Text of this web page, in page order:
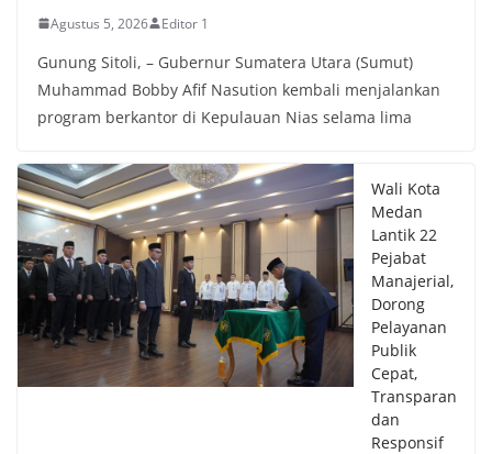
Agustus 5, 2026 Editor 1
Gunung Sitoli, – Gubernur Sumatera Utara (Sumut)
Muhammad Bobby Afif Nasution kembali menjalankan
program berkantor di Kepulauan Nias selama lima
Wali Kota
Medan
Lantik 22
Pejabat
Manajerial,
Dorong
Pelayanan
Publik
Cepat,
Transparan
dan
Responsif